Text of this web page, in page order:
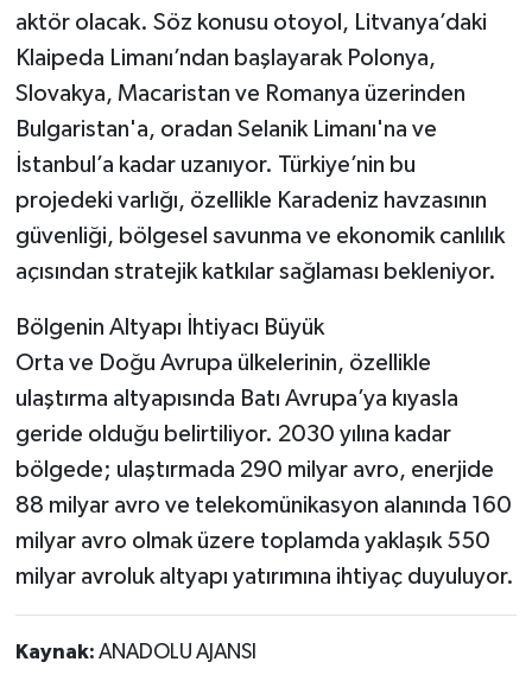
aktör olacak. Söz konusu otoyol, Litvanya’daki
Klaipeda Limanı’ndan başlayarak Polonya,
Slovakya, Macaristan ve Romanya üzerinden
Bulgaristan'a, oradan Selanik Limanı'na ve
İstanbul’a kadar uzanıyor. Türkiye’nin bu
projedeki varlığı, özellikle Karadeniz havzasının
güvenliği, bölgesel savunma ve ekonomik canlılık
açısından stratejik katkılar sağlaması bekleniyor.
Bölgenin Altyapı İhtiyacı Büyük
Orta ve Doğu Avrupa ülkelerinin, özellikle
ulaştırma altyapısında Batı Avrupa’ya kıyasla
geride olduğu belirtiliyor. 2030 yılına kadar
bölgede; ulaştırmada 290 milyar avro, enerjide
88 milyar avro ve telekomünikasyon alanında 160
milyar avro olmak üzere toplamda yaklaşık 550
milyar avroluk altyapı yatırımına ihtiyaç duyuluyor.
Kaynak: ANADOLU AJANSI